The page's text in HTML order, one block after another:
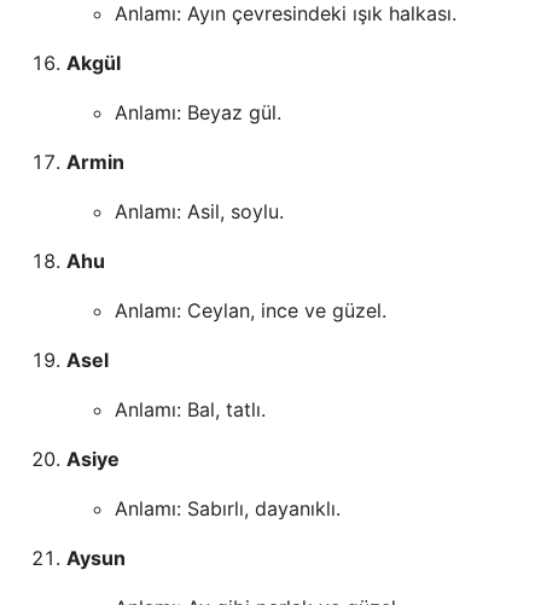
Anlamı: Ayın çevresindeki ışık halkası.
Akgül
Anlamı: Beyaz gül.
Armin
Anlamı: Asil, soylu.
Ahu
Anlamı: Ceylan, ince ve güzel.
Asel
Anlamı: Bal, tatlı.
Asiye
Anlamı: Sabırlı, dayanıklı.
Aysun